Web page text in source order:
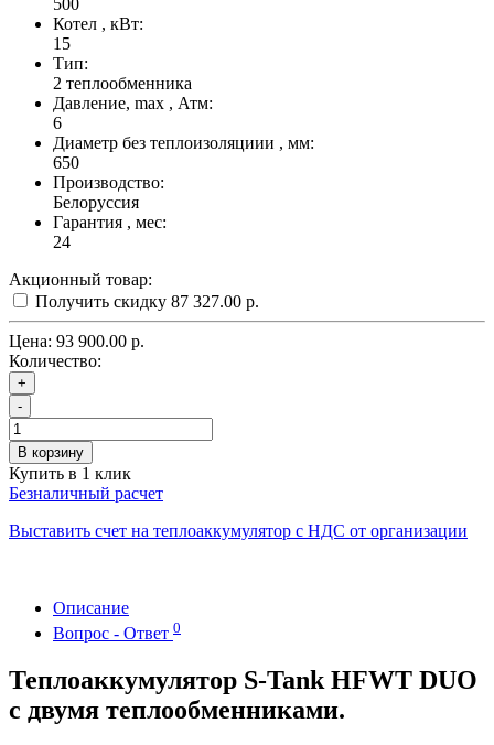
500
Котел , кВт:
15
Тип:
2 теплообменника
Давление, max , Атм:
6
Диаметр без теплоизоляциии , мм:
650
Производство:
Белоруссия
Гарантия , мес:
24
Акционный товар:
Получить скидку 87 327.00 р.
Цена: 93 900.00 р.
Количество:
+
-
В корзину
Купить в 1 клик
Безналичный расчет
Выставить счет на теплоаккумулятор с НДС от организации
Описание
Вопрос - Ответ 0
Теплоаккумулятор S-Tank HFWT DUO
с двумя теплообменниками.